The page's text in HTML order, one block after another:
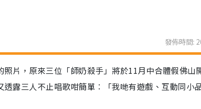
發佈時間:
片，原來三位「師奶殺手」將於11月中合體假佛山
露三人不止唱歌咁簡單︰「我哋有遊戲、互動同小